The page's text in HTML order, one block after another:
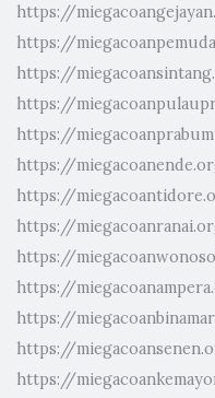
https://
https://
https://
https://
https://
https://
https://
https://
https://
https://
https://
https://
https://